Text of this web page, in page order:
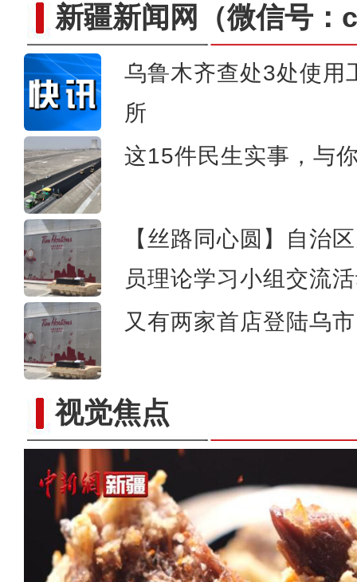
新疆新闻网 （微信号
乌鲁木齐查处3处使用
所
这15件民生实事，与
【丝路同心圆】自治
员理论学习小组交流
又有两家首店登陆乌
视觉焦点航拍新疆伊犁草原风光